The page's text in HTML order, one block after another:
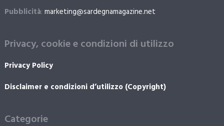
Pubblicità: marketing@sardegnamagazine.net
Privacy, cookie e condizioni di utilizzo
Privacy Policy
Disclaimer e condizioni d’utilizzo (Copyright)
Categorie